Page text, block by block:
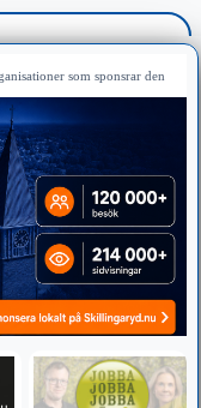
som sponsrar den